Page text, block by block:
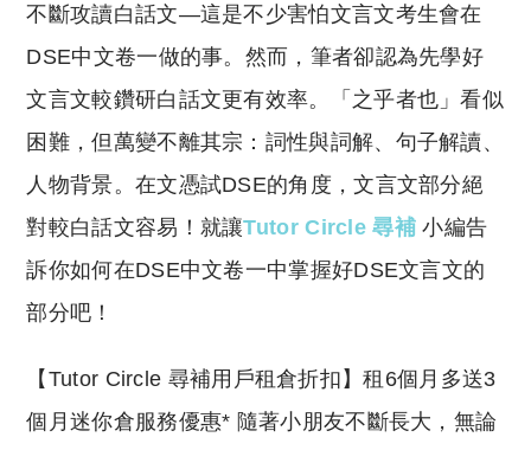
p
y
Li
n
k
at
s
A
p
p
不斷攻讀白話文—這是不少害怕文言文考生會在
DSE中文卷一做的事。然而，筆者卻認為先學好
文言文較鑽研白話文更有效率。「之乎者也」看似
困難，但萬變不離其宗：詞性與詞解、句子解讀、
人物背景。在文憑試DSE的角度，文言文部分絕
對較白話文容易！就讓Tutor Circle 尋補小編告
訴你如何在DSE中文卷一中掌握好DSE文言文的
部分吧！
​【Tutor Circle 尋補用戶租倉折扣】租6個月多送3
個月迷你倉服務優惠* 隨著小朋友不斷長大，無論